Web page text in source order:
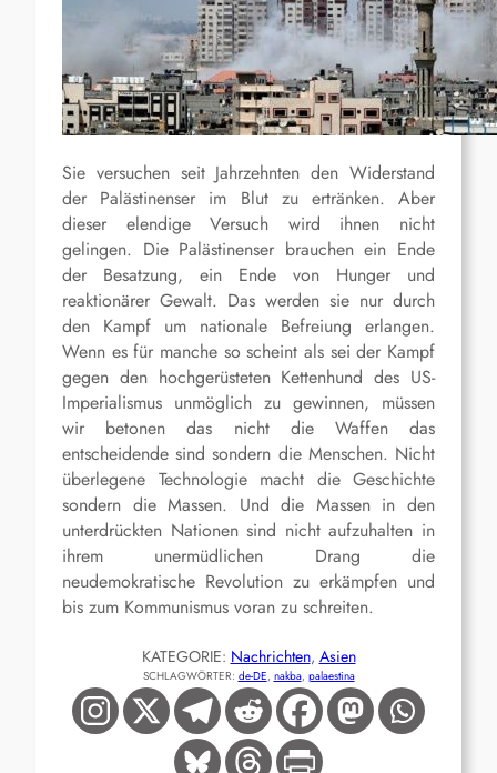
Sie versuchen seit Jahrzehnten den Widerstand
der Palästinenser im Blut zu ertränken. Aber
dieser elendige Versuch wird ihnen nicht
gelingen. Die Palästinenser brauchen ein Ende
der Besatzung, ein Ende von Hunger und
reaktionärer Gewalt. Das werden sie nur durch
den Kampf um nationale Befreiung erlangen.
Wenn es für manche so scheint als sei der Kampf
gegen den hochgerüsteten Kettenhund des US-
Imperialismus unmöglich zu gewinnen, müssen
wir betonen das nicht die Waffen das
entscheidende sind sondern die Menschen. Nicht
überlegene Technologie macht die Geschichte
sondern die Massen. Und die Massen in den
unterdrückten Nationen sind nicht aufzuhalten in
ihrem unermüdlichen Drang die
neudemokratische Revolution zu erkämpfen und
bis zum Kommunismus voran zu schreiten.
KATEGORIE: Nachrichten, Asien
SCHLAGWÖRTER: de-DE, nakba, palaestina